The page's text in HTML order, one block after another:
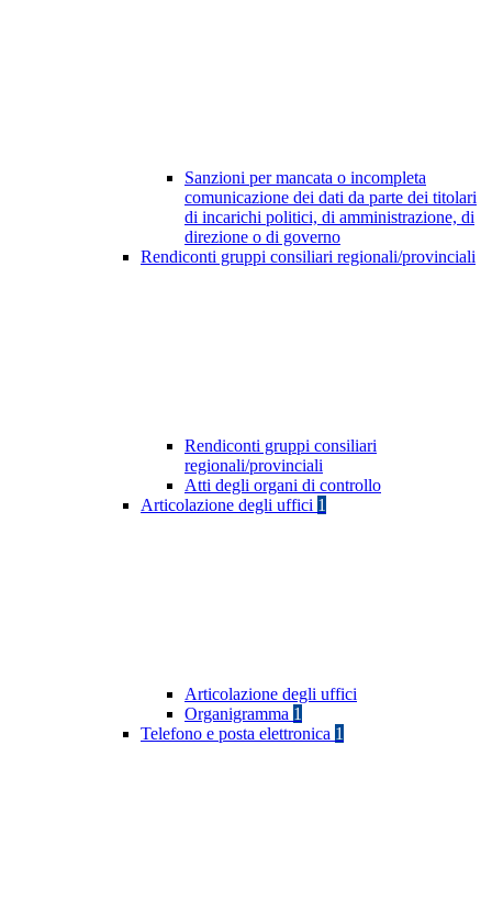
Sanzioni per mancata o incompleta
comunicazione dei dati da parte dei titolari
di incarichi politici, di amministrazione, di
direzione o di governo
Rendiconti gruppi consiliari regionali/provinciali
Rendiconti gruppi consiliari
regionali/provinciali
Atti degli organi di controllo
Articolazione degli uffici 1
Articolazione degli uffici
Organigramma 1
Telefono e posta elettronica 1